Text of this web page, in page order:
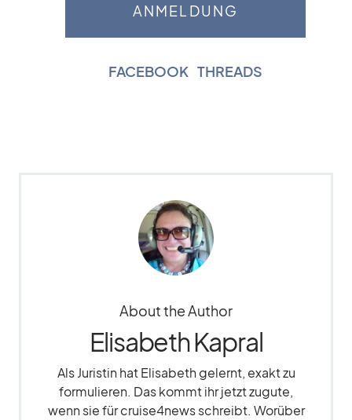
FACEBOOK THREADS
About the Author
Elisabeth Kapral
Als Juristin hat Elisabeth gelernt, exakt zu
formulieren. Das kommt ihr jetzt zugute,
wenn sie für cruise4news schreibt. Worüber